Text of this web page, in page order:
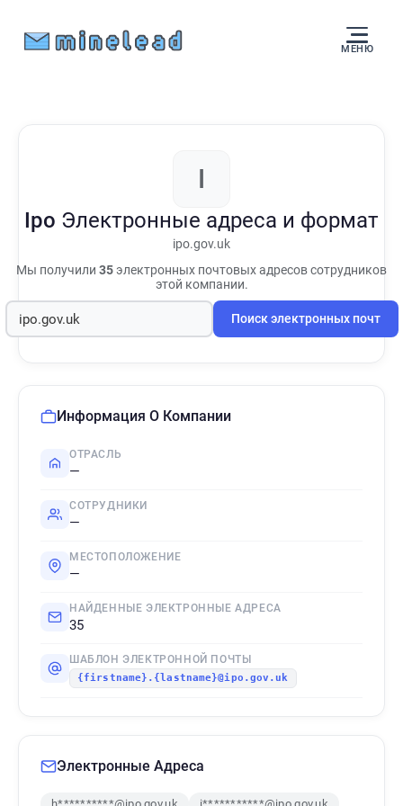
МЕНЮ
I
Ipo Электронные адреса и формат
ipo.gov.uk
Мы получили 35электронных почтовых адресов сотрудников
этой компании.
Поиск электронных почт
Информация О Компании
ОТРАСЛЬ
—
СОТРУДНИКИ
—
МЕСТОПОЛОЖЕНИЕ
—
НАЙДЕННЫЕ ЭЛЕКТРОННЫЕ АДРЕСА
35
ШАБЛОН ЭЛЕКТРОННОЙ ПОЧТЫ
{firstname}.{lastname}@ipo.gov.uk
Электронные Адреса